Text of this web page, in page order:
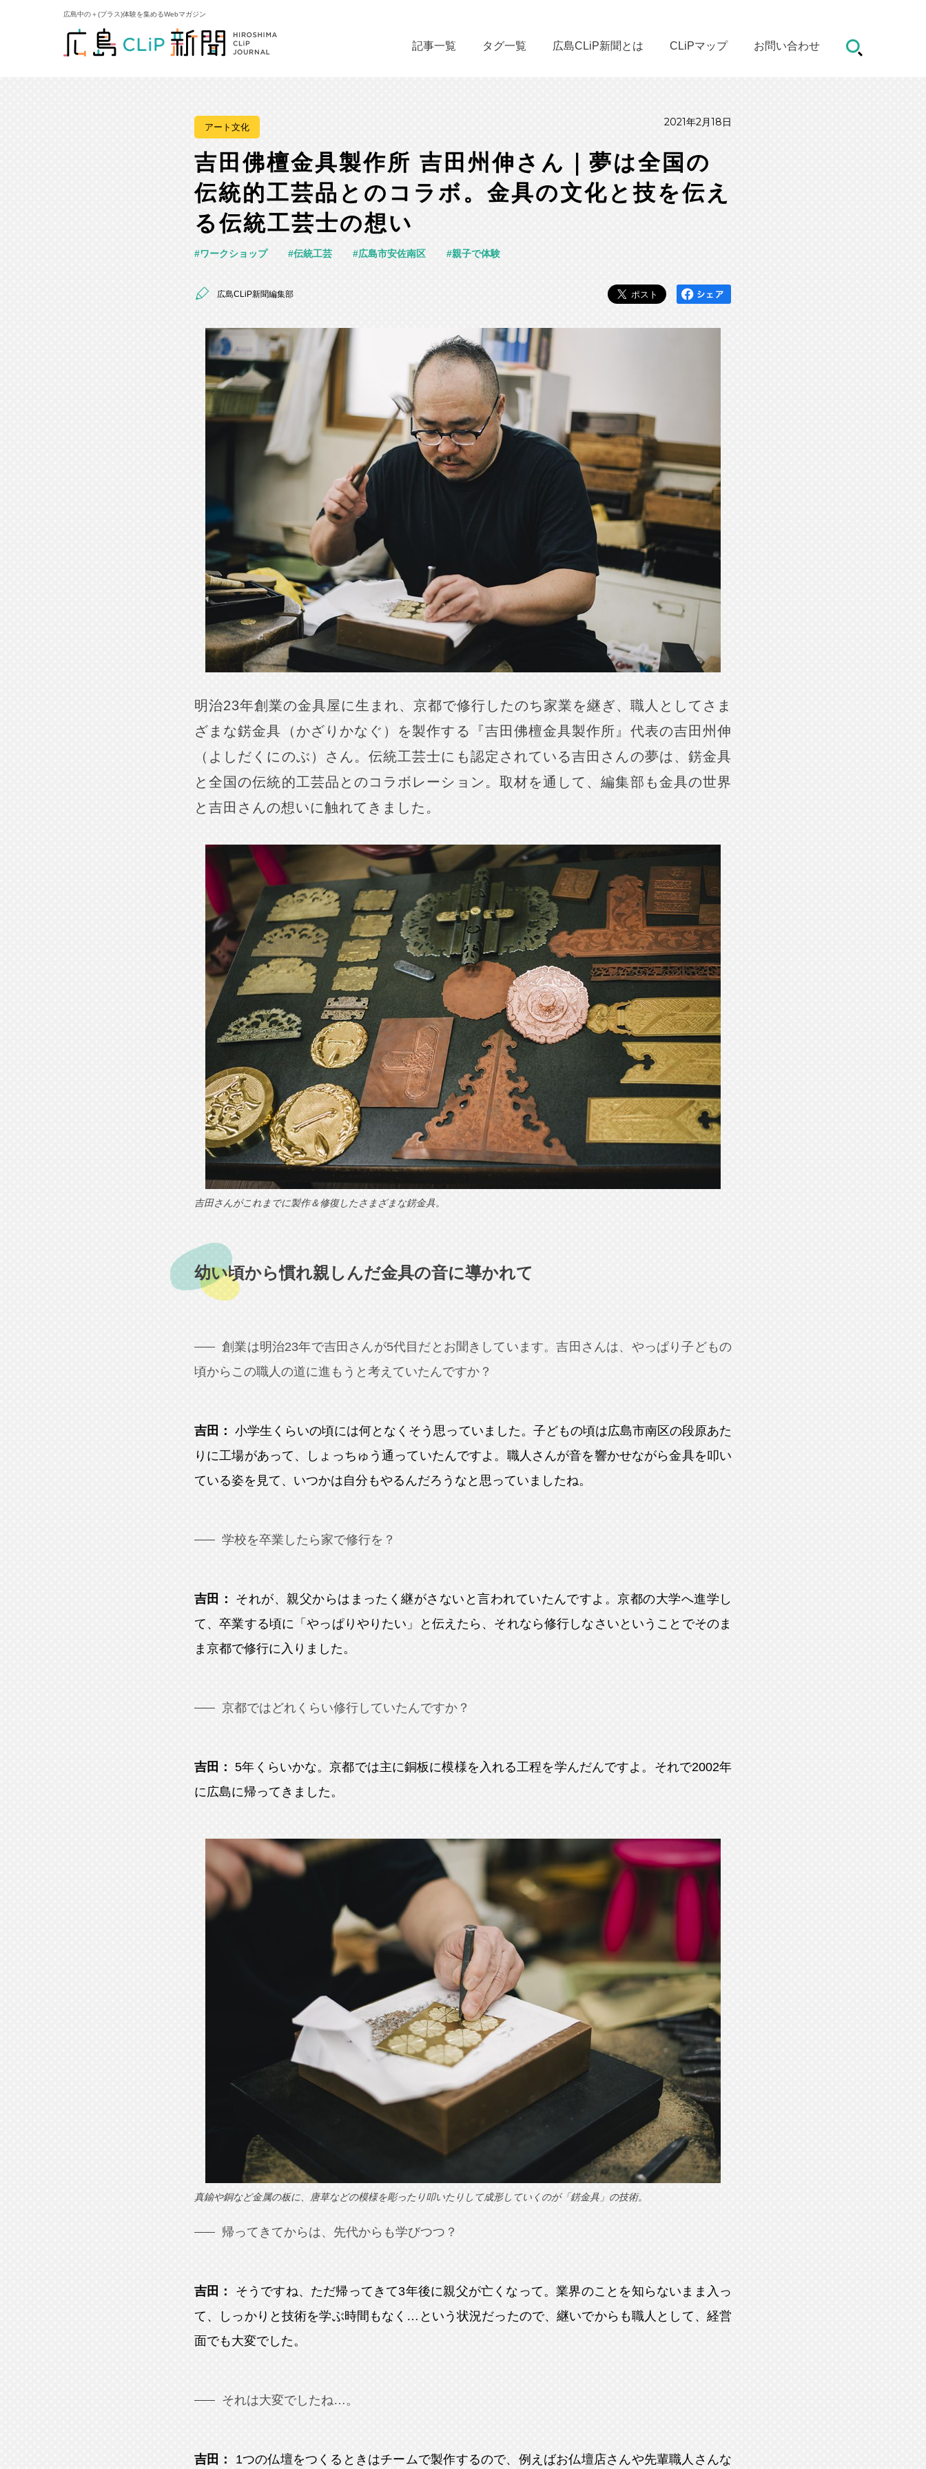
広島中の＋(プラス)体験を集めるWebマガジン
記事一覧 タグ一覧 広島CLiP新聞とは CLiPマップ お問い合わせ
アート文化 2021年2月18日
吉田佛檀金具製作所 吉田州伸さん｜夢は全国の
伝統的工芸品とのコラボ。金具の文化と技を伝え
る伝統工芸士の想い
ワークショップ 伝統工芸 広島市安佐南区 親子で体験
広島CLiP新聞編集部
明治23年創業の金具屋に生まれ、京都で修行したのち家業を継ぎ、職人としてさま
ざまな錺金具（かざりかなぐ）を製作する『吉田佛檀金具製作所』代表の吉田州伸
（よしだくにのぶ）さん。伝統工芸士にも認定されている吉田さんの夢は、錺金具
と全国の伝統的工芸品とのコラボレーション。取材を通して、編集部も金具の世界
と吉田さんの想いに触れてきました。
吉田さんがこれまでに製作＆修復したさまざまな錺金具。
幼い頃から慣れ親しんだ金具の音に導かれて
創業は明治23年で吉田さんが5代目だとお聞きしています。吉田さんは、やっぱり子どもの
頃からこの職人の道に進もうと考えていたんですか？
吉田：
小学生くらいの頃には何となくそう思っていました。子どもの頃は広島市南区の段原あた
りに工場があって、しょっちゅう通っていたんですよ。職人さんが音を響かせながら金具を叩い
ている姿を見て、いつかは自分もやるんだろうなと思っていましたね。
学校を卒業したら家で修行を？
吉田：
それが、親父からはまったく継がさないと言われていたんですよ。京都の大学へ進学し
て、卒業する頃に「やっぱりやりたい」と伝えたら、それなら修行しなさいということでそのま
ま京都で修行に入りました。
京都ではどれくらい修行していたんですか？
吉田：
5年くらいかな。京都では主に銅板に模様を入れる工程を学んだんですよ。それで2002年
に広島に帰ってきました。
真鍮や銅など金属の板に、唐草などの模様を彫ったり叩いたりして成形していくのが「錺金具」の技術。
帰ってきてからは、先代からも学びつつ？
吉田：
そうですね、ただ帰ってきて3年後に親父が亡くなって。業界のことを知らないまま入っ
て、しっかりと技術を学ぶ時間もなく…という状況だったので、継いでからも職人として、経営
面でも大変でした。
それは大変でしたね…。
吉田： 1つの仏壇をつくるときはチームで製作するので、例えばお仏壇店さんや先輩職人さんな